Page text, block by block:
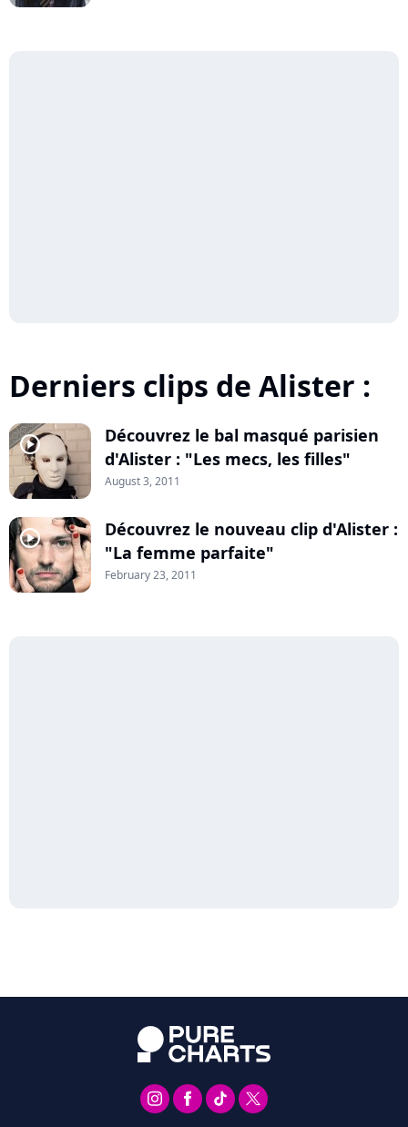
Derniers clips de Alister :
player2
Découvrez le bal masqué parisien
d'Alister : "Les mecs, les filles"
August 3, 2011
player2
Découvrez le nouveau clip d'Alister :
"La femme parfaite"
February 23, 2011